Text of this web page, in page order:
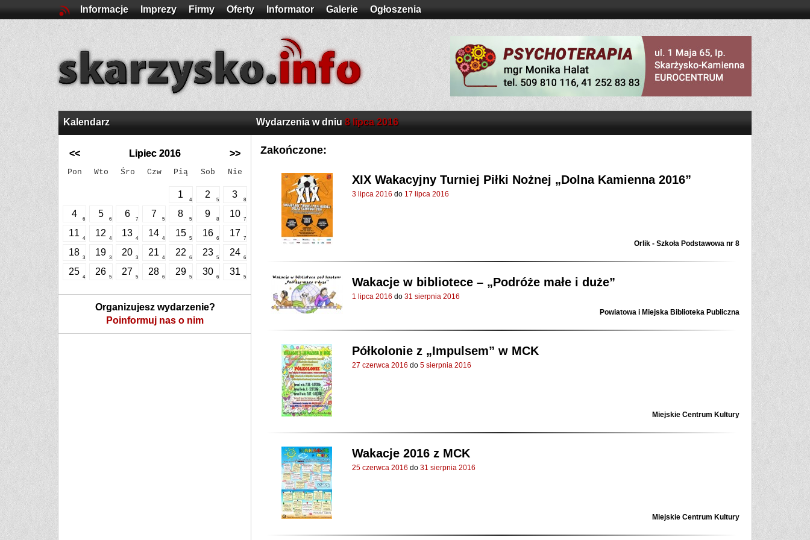
Informacje Imprezy Firmy Oferty Informator Galerie Ogłoszenia
Kalendarz
<< Lipiec 2016 >>
Pon Wto Śro Czw Pią Sob Nie
1
4
2
5
3
8
4
6
5
6
6
7
7
5
8
5
9
8
10
7
11
4
12
4
13
4
14
4
15
5
16
6
17
7
18
3
19
3
20
3
21
4
22
6
23
5
24
6
25
4
26
5
27
5
28
6
29
5
30
6
31
5
Organizujesz wydarzenie?
Poinformuj nas o nim
Wydarzenia w dniu 8 lipca 2016
Zakończone:
XIX Wakacyjny Turniej Piłki Nożnej „Dolna Kamienna 2016”
3 lipca 2016 do 17 lipca 2016
Orlik - Szkoła Podstawowa nr 8
Wakacje w bibliotece – „Podróże małe i duże”
1 lipca 2016 do 31 sierpnia 2016
Powiatowa i Miejska Biblioteka Publiczna
Półkolonie z „Impulsem” w MCK
27 czerwca 2016 do 5 sierpnia 2016
Miejskie Centrum Kultury
Wakacje 2016 z MCK
25 czerwca 2016 do 31 sierpnia 2016
Miejskie Centrum Kultury